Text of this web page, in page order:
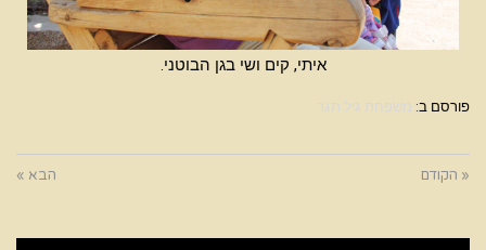
איתי, קים ושי בגן הבוטני.
פורסם ב: משפחת גיל תגר
« הקודם הבא »